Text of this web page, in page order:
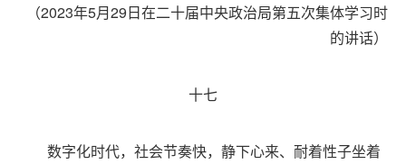
（2023年5月29日在二十届中央政治局第五次集体学习时
的讲话）
十七
数字化时代，社会节奏快，静下心来、耐着性子坐着